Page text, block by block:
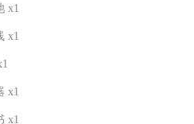
x1
x1
x1
x1